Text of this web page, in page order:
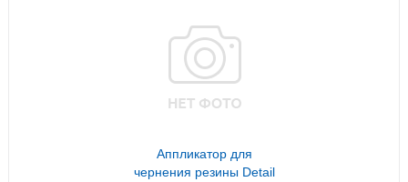
Аппликатор для
чернения резины Detail